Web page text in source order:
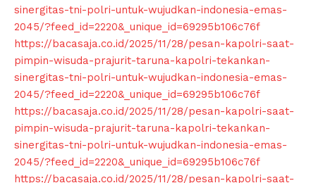
Company
About
Contact us
sinergitas-tni-polri-untuk-wujudkan-indonesia-emas-
2045/?feed_id=2220&_unique_id=69295b106c76f
https://bacasaja.co.id/2025/11/28/pesan-kapolri-saat-
pimpin-wisuda-prajurit-taruna-kapolri-tekankan-
sinergitas-tni-polri-untuk-wujudkan-indonesia-emas-
2045/?feed_id=2220&_unique_id=69295b106c76f
https://bacasaja.co.id/2025/11/28/pesan-kapolri-saat-
pimpin-wisuda-prajurit-taruna-kapolri-tekankan-
sinergitas-tni-polri-untuk-wujudkan-indonesia-emas-
2045/?feed_id=2220&_unique_id=69295b106c76f
https://bacasaja.co.id/2025/11/28/pesan-kapolri-saat-